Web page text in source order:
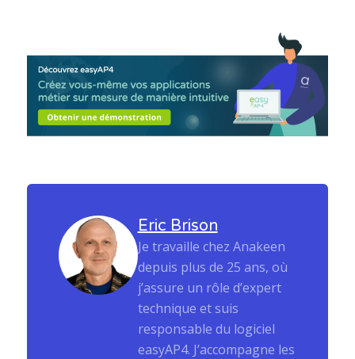
Eric Brison
Je travaille chez Anakeen
depuis plus de 25 ans, où
j’assure un rôle d’expert
technique et suis
responsable du logiciel
easyAP4. J’accompagne les